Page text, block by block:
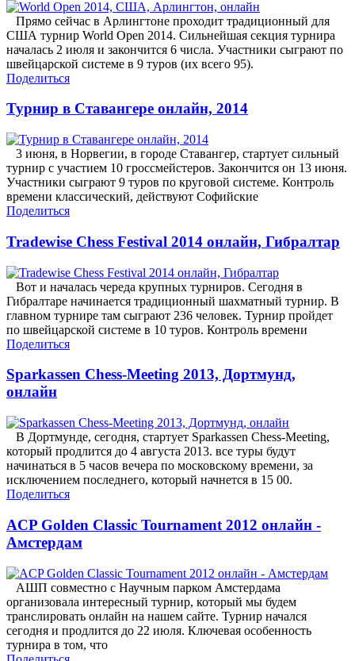
Прямо сейчас в Арлингтоне проходит традиционный для
США турнир World Open 2014. Сильнейшая секция турнира
началась 2 июля и закончится 6 числа. Участники сыграют по
швейцарской системе в 9 туров (их всего 95).
Поделиться
Турнир в Ставангере онлайн, 2014
3 июня, в Норвегии, в городе Ставангер, стартует сильный
турнир с участием 10 гроссмейстеров. Закончится он 13 июня.
Участники сыграют 9 туров по круговой системе. Контроль
времени классический, действуют Софийские
Поделиться
Tradewise Chess Festival 2014 онлайн, Гибралтар
Вот и началась череда крупных турниров. Сегодня в
Гибралтаре начинается традиционный шахматный турнир. В
главном турнире там сыграют 236 человек. Турнир пройдет
по швейцарской системе в 10 туров. Контроль времени
Поделиться
Sparkassen Chess-Meeting 2013, Дортмунд,
онлайн
В Дортмунде, сегодня, стартует Sparkassen Chess-Meeting,
который продлится до 4 августа 2013. все туры будут
начинаться в 5 часов вечера по московскому времени, за
исключением последнего, который начнется в 15 00.
Поделиться
ACP Golden Classic Tournament 2012 онлайн -
Амстердам
АШП совместно с Научным парком Амстердама
организовала интересный турнир, который мы будем
транслировать онлайн на нашем сайте. Турнир начался
сегодня и продлится до 22 июля. Ключевая особенность
турнира в том, что